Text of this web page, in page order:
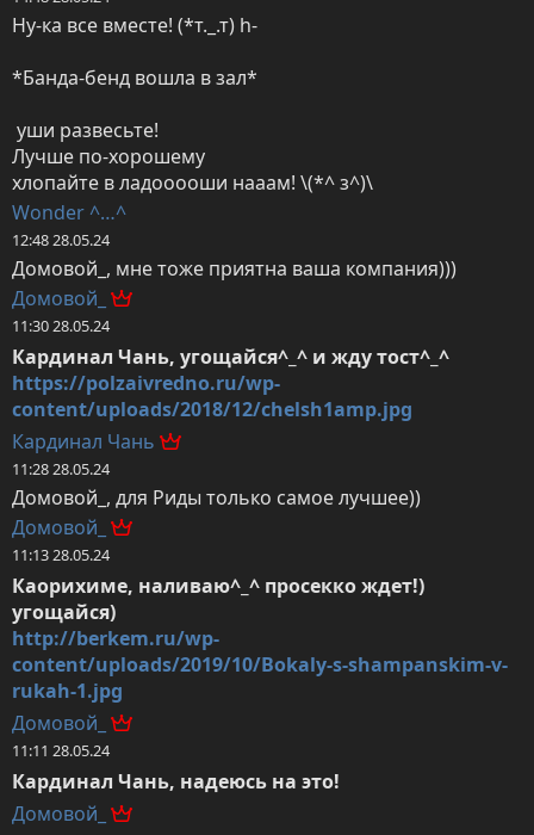
Ну-ка все вместе! (*т._.т) h-
*Банда-бенд вошла в зал*
Лучше по-хорошему
хлопайте в ладооооши нааам! \(*^ з^)\
Wonder ^…^
12:48 28.05.24
Домовой_, мне тоже приятна ваша компания)))
Домовой_
11:30 28.05.24
https://polzaivredno.ru/wp-
content/uploads/2018/12/chelsh1amp.jpg
Кардинал Чань
11:28 28.05.24
Домовой_, для Риды только самое лучшее))
Домовой_
11:13 28.05.24
Каорихиме, наливаю^_^ просекко ждет!)
http://berkem.ru/wp-
content/uploads/2019/10/Bokaly-s-shampanskim-v-
rukah-1.jpg
Домовой_
11:11 28.05.24
Кардинал Чань, надеюсь на это!
Домовой_